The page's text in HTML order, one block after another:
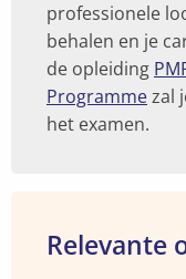
professionele
behalen en je
de opleiding
Programmezal
het examen.
Relevante